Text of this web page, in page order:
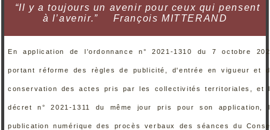
“Il y a toujours un avenir pour ceux qui pensent
à l’avenir.”
François MITTERAND
En application de l’ordonnance n° 2021-1310 du 7 octobre
portant réforme des règles de publicité, d'entrée en vigueur et
conservation des actes pris par les collectivités territoriales, et
décret n° 2021-1311 du même jour pris pour son application,
publication numérique des procès verbaux des séances du